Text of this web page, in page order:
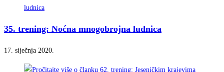
35. trening: Noćna mnogobrojna ludnica
17. siječnja 2020.